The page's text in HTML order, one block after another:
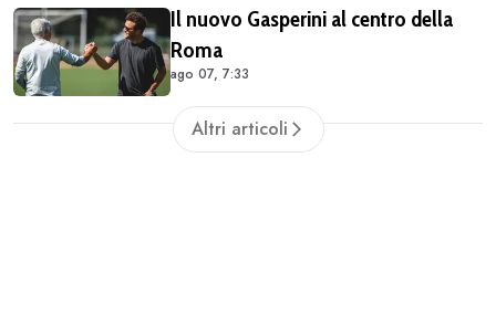
Il nuovo Gasperini al centro della
Roma
ago 07, 7:33
Altri articoli